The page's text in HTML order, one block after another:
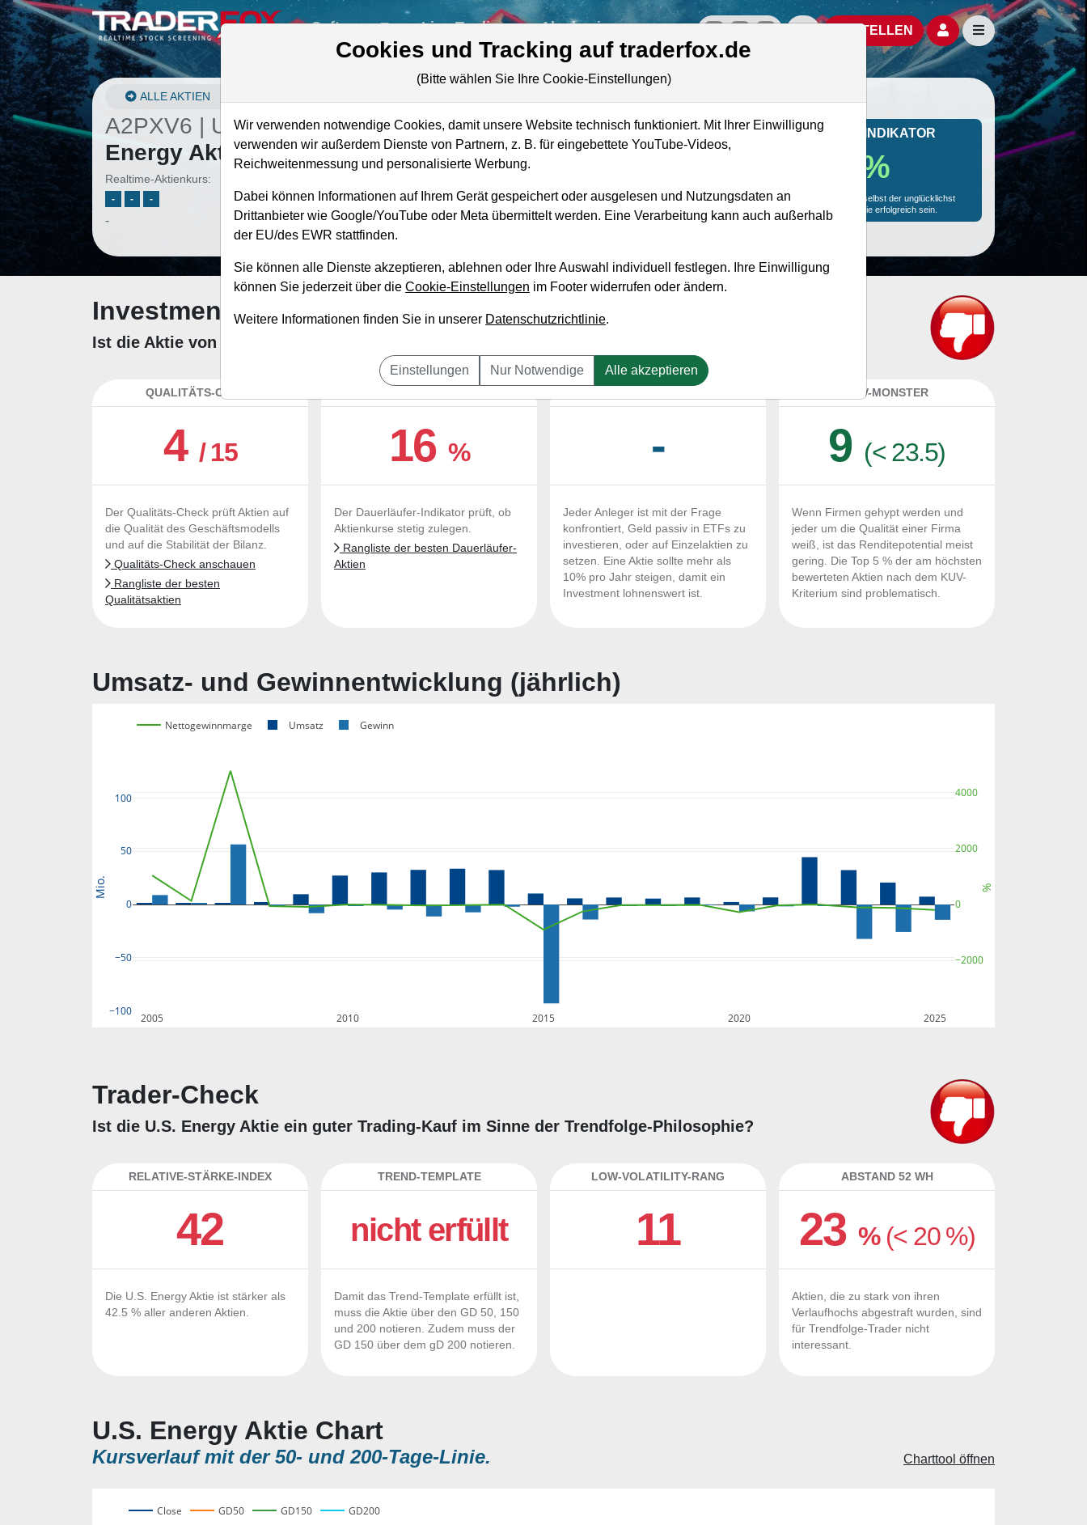
Software Live-Trading Akademie offizielle Social Media-AccountsAktien- und Artikelsuche öffnen
BESTELLEN Seitennavigation
ALLE AKTIEN
A2PXV6 | UE22–U.S.
Energy Aktie
Realtime-Aktienkurs:
- - -
-
Marktkapitalisierung 63,30 Mio. USD
Unternehmenswert
Umsatz 7,35 Mio. USD
MONKEY-TRADER INDIKATOR
36.4 %
Mit 36.4 % Wahrscheinlichkeit wird selbst der unglücklichst
agierende Trader mit dieser Aktie erfolgreich sein.
Investment-Check: Kaufempfehlung?
Ist die Aktie von U.S. Energy zum Kaufen und Liegenlassen geeignet?
QUALITÄTS-CHECK
4 / 15
Der Qualitäts-Check prüft Aktien auf
die Qualität des Geschäftsmodells
und auf die Stabilität der Bilanz.
Qualitäts-Check anschauen
Rangliste der besten
Qualitätsaktien
16 %
Der Dauerläufer-Indikator prüft, ob
Aktienkurse stetig zulegen.
Rangliste der besten Dauerläufer-
Aktien
-
Jeder Anleger ist mit der Frage
konfrontiert, Geld passiv in ETFs zu
investieren, oder auf Einzelaktien zu
setzen. Eine Aktie sollte mehr als
10% pro Jahr steigen, damit ein
Investment lohnenswert ist.
KUV-MONSTER
9 (< 23.5)
Wenn Firmen gehypt werden und
jeder um die Qualität einer Firma
weiß, ist das Renditepotential meist
gering. Die Top 5 % der am höchsten
bewerteten Aktien nach dem KUV-
Kriterium sind problematisch.
Umsatz- und Gewinnentwicklung (jährlich)
2005 2010 2015 2020 2025
−100
−50
0
50
100
−2000
0
2000
4000
Nettogewinnmarge Umsatz Gewinn
Mio. %
Trader-Check
Ist die U.S. Energy Aktie ein guter Trading-Kauf im Sinne der Trendfolge-Philosophie?
RELATIVE-STÄRKE-INDEX
42
Die U.S. Energy Aktie ist stärker als
42.5 % aller anderen Aktien.
TREND-TEMPLATE
nicht erfüllt
Damit das Trend-Template erfüllt ist,
muss die Aktie über den GD 50, 150
und 200 notieren. Zudem muss der
GD 150 über dem gD 200 notieren.
LOW-VOLATILITY-RANG
11
ABSTAND 52 WH
23% (< 20 %)
Aktien, die zu stark von ihren
Verlaufhochs abgestraft wurden, sind
für Trendfolge-Trader nicht
interessant.
U.S. Energy Aktie Chart
Kursverlauf mit der 50- und 200-Tage-Linie. Charttool öffnen
Close GD50 GD150 GD200
Cookies und Tracking auf traderfox.de
(Bitte wählen Sie Ihre Cookie-Einstellungen)
Wir verwenden notwendige Cookies, damit unsere Website technisch funktioniert. Mit Ihrer Einwilligung
verwenden wir außerdem Dienste von Partnern, z. B. für eingebettete YouTube-Videos,
Reichweitenmessung und personalisierte Werbung.
Dabei können Informationen auf Ihrem Gerät gespeichert oder ausgelesen und Nutzungsdaten an
Drittanbieter wie Google/YouTube oder Meta übermittelt werden. Eine Verarbeitung kann auch außerhalb
der EU/des EWR stattfinden.
Sie können alle Dienste akzeptieren, ablehnen oder Ihre Auswahl individuell festlegen. Ihre Einwilligung
können Sie jederzeit über die Cookie-Einstellungen im Footer widerrufen oder ändern.
Weitere Informationen finden Sie in unserer Datenschutzrichtlinie.
Einstellungen Nur Notwendige Alle akzeptieren